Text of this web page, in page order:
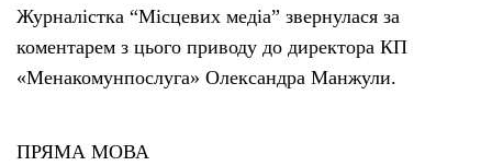
Журналістка “Місцевих медіа” звернулася за
коментарем з цього приводу до директора КП
«Менакомунпослуга» Олександра Манжули.
ПРЯМА МОВА